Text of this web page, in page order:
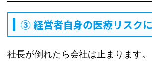
③ 経営者自身の医療リスク
社長が倒れたら会社は止まります。